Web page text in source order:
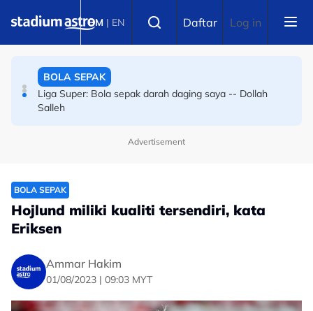
BM | EN Daftar Log in
Bola sepak Korea Selatan goncang lagi, hiburan seks
BOLA SEPAK
Liga Super: Bola sepak darah daging saya -- Dollah
Salleh
Advertisement
BOLA SEPAK
Hojlund miliki kualiti tersendiri, kata
Eriksen
Ammar Hakim
01/08/2023 | 09:03 MYT